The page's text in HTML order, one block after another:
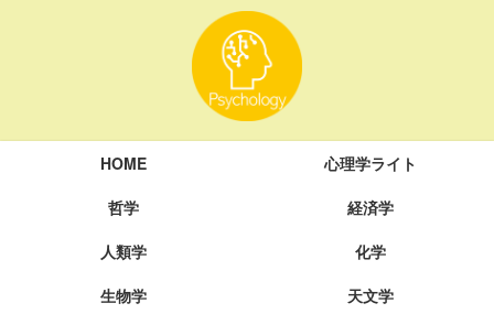
HOME
心理学ライト
哲学
経済学
人類学
化学
生物学
天文学